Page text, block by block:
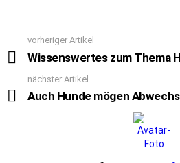
more
vorheriger Artikel
Wissenswertes zum Thema
nächster Artikel
Auch Hunde mögen